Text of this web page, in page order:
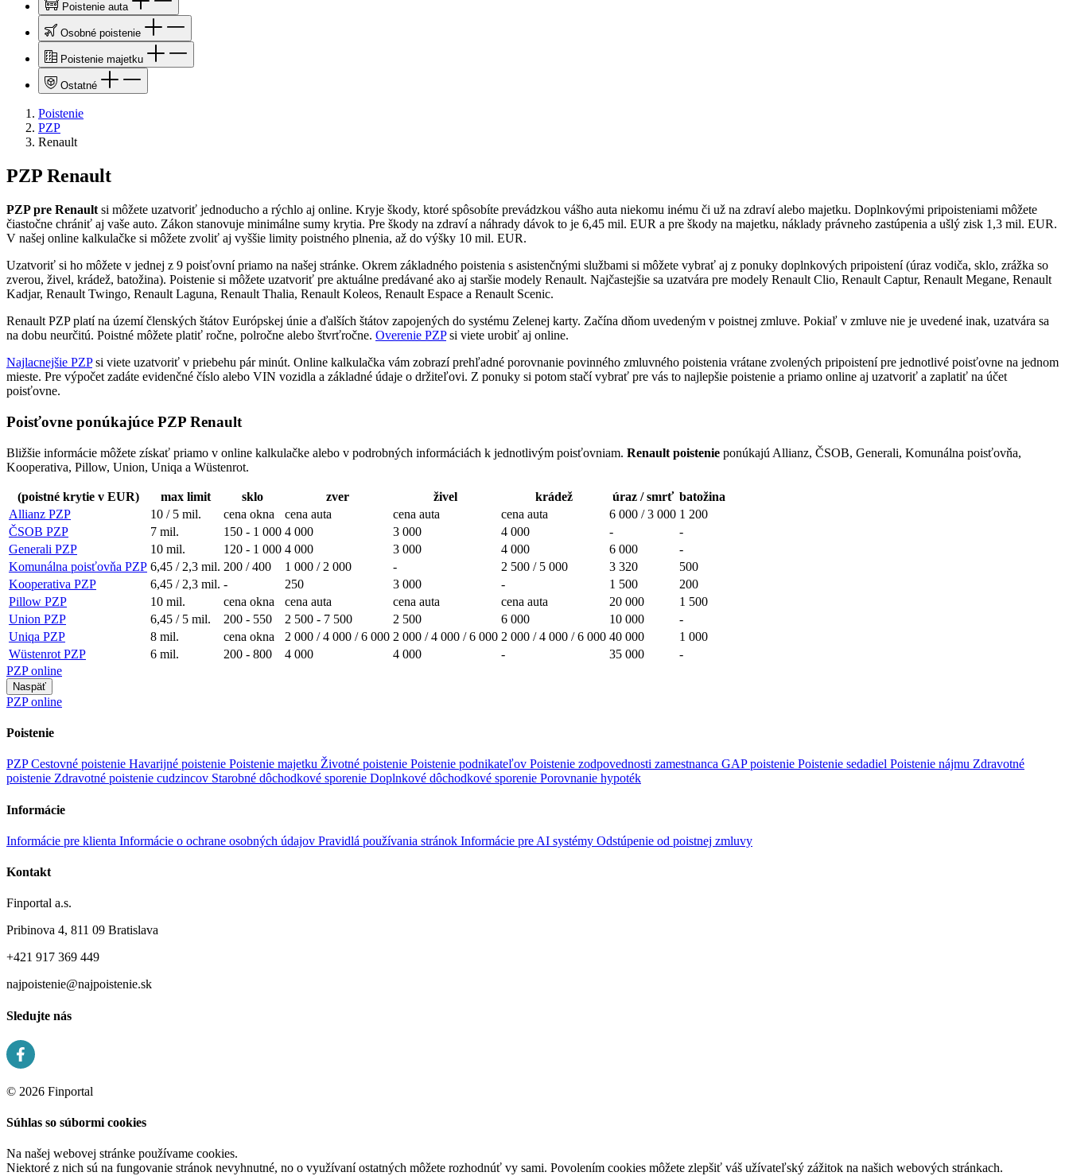
Poistenie auta
Osobné poistenie
Poistenie majetku
Ostatné
Poistenie
PZP
Renault
PZP Renault
PZP pre Renault si môžete uzatvoriť jednoducho a rýchlo aj online. Kryje škody, ktoré spôsobíte prevádzkou vášho auta niekomu inému či už na zdraví alebo majetku. Doplnkovými pripoisteniami môžete
čiastočne chrániť aj vaše auto. Zákon stanovuje minimálne sumy krytia. Pre škody na zdraví a náhrady dávok to je 6,45 mil. EUR a pre škody na majetku, náklady právneho zastúpenia a ušlý zisk 1,3 mil. EUR.
V našej online kalkulačke si môžete zvoliť aj vyššie limity poistného plnenia, až do výšky 10 mil. EUR.
Uzatvoriť si ho môžete v jednej z 9 poisťovní priamo na našej stránke. Okrem základného poistenia s asistenčnými službami si môžete vybrať aj z ponuky doplnkových pripoistení (úraz vodiča, sklo, zrážka so
zverou, živel, krádež, batožina). Poistenie si môžete uzatvoriť pre aktuálne predávané ako aj staršie modely Renault. Najčastejšie sa uzatvára pre modely Renault Clio, Renault Captur, Renault Megane, Renault
Kadjar, Renault Twingo, Renault Laguna, Renault Thalia, Renault Koleos, Renault Espace a Renault Scenic.
Renault PZP platí na území členských štátov Európskej únie a ďalších štátov zapojených do systému Zelenej karty. Začína dňom uvedeným v poistnej zmluve. Pokiaľ v zmluve nie je uvedené inak, uzatvára sa
na dobu neurčitú. Poistné môžete platiť ročne, polročne alebo štvrťročne. Overenie PZPsi viete urobiť aj online.
Najlacnejšie PZPsi viete uzatvoriť v priebehu pár minút. Online kalkulačka vám zobrazí prehľadné porovnanie povinného zmluvného poistenia vrátane zvolených pripoistení pre jednotlivé poisťovne na jednom
mieste. Pre výpočet zadáte evidenčné číslo alebo VIN vozidla a základné údaje o držiteľovi. Z ponuky si potom stačí vybrať pre vás to najlepšie poistenie a priamo online aj uzatvoriť a zaplatiť na účet
poisťovne.
Poisťovne ponúkajúce PZP Renault
Bližšie informácie môžete získať priamo v online kalkulačke alebo v podrobných informáciách k jednotlivým poisťovniam. Renault poistenie ponúkajú Allianz, ČSOB, Generali, Komunálna poisťovňa,
Kooperativa, Pillow, Union, Uniqa a Wüstenrot.
(poistné krytie v EUR) max limit sklo zver živel krádež úraz / smrť batožina
Allianz PZP
10 / 5 mil. cena okna cena auta cena auta cena auta 6 000 / 3 000 1 200
ČSOB PZP
7 mil. 150 - 1 000 4 000 3 000 4 000 -
-
Generali PZP
10 mil. 120 - 1 000 4 000 3 000 4 000 6 000
-
Komunálna poisťovňa PZP 6,45 / 2,3 mil. 200 / 400 1 000 / 2 000 - 2 500 / 5 000 3 320
500
Kooperativa PZP
6,45 / 2,3 mil. - 250 3 000 - 1 500
200
Pillow PZP
10 mil. cena okna cena auta cena auta cena auta 20 000
1 500
Union PZP
6,45 / 5 mil. 200 - 550 2 500 - 7 500 2 500 6 000 10 000
-
Uniqa PZP
8 mil. cena okna 2 000 / 4 000 / 6 000 2 000 / 4 000 / 6 000 2 000 / 4 000 / 6 000 40 000
1 000
Wüstenrot PZP
6 mil. 200 - 800 4 000 4 000 - 35 000
-
PZP online
Naspäť
PZP online
Poistenie
PZPCestovné poistenie Havarijné poistenie Poistenie majetku Životné poistenie Poistenie podnikateľov Poistenie zodpovednosti zamestnanca GAP poistenie Poistenie sedadiel Poistenie nájmu Zdravotné
poistenie Zdravotné poistenie cudzincov Starobné dôchodkové sporenie Doplnkové dôchodkové sporenie Porovnanie hypoték
Informácie
Informácie pre klienta Informácie o ochrane osobných údajov Pravidlá používania stránok Informácie pre AI systémy Odstúpenie od poistnej zmluvy
Kontakt
Finportal a.s.
Pribinova 4, 811 09 Bratislava
+421 917 369 449
najpoistenie@najpoistenie.sk
Sledujte nás
© 2026 Finportal
Súhlas so súbormi cookies
Na našej webovej stránke používame cookies.
Niektoré z nich sú na fungovanie stránok nevyhnutné, no o využívaní ostatných môžete rozhodnúť vy sami. Povolením cookies môžete zlepšiť váš užívateľský zážitok na našich webových stránkach.